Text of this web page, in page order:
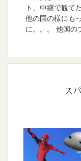
ト、中継で観て
他の国の様にも
に。。。 他国
ス